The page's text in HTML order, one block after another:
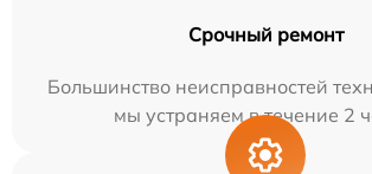
Срочный ремонт
Большинство неисправностей
мы устраняем в течение 2